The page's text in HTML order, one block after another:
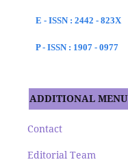
E - ISSN : 2442 - 823X
P - ISSN : 1907 - 0977
ADDITIONAL MENU
Contact
Editorial Team